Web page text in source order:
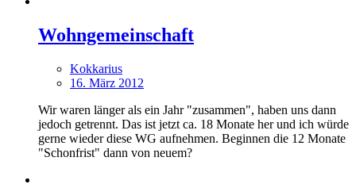
Wohngemeinschaft
Kokkarius
16. März 2012
Wir waren länger als ein Jahr "zusammen", haben uns dann
jedoch getrennt. Das ist jetzt ca. 18 Monate her und ich würde
gerne wieder diese WG aufnehmen. Beginnen die 12 Monate
"Schonfrist" dann von neuem?